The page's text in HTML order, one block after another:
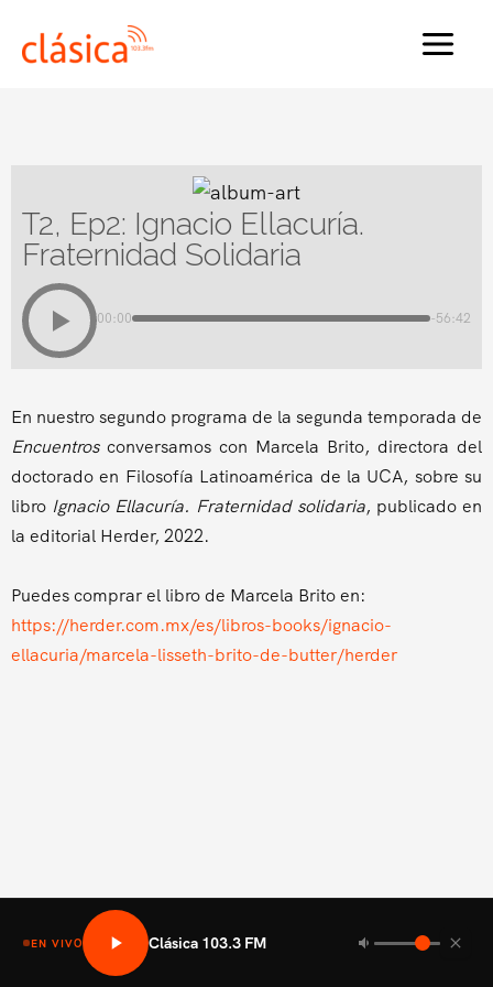
T2, Ep2: Ignacio Ellacuría.
Fraternidad Solidaria
00:00 -56:42
En nuestro segundo programa de la segunda temporada de
Encuentrosconversamos con Marcela Brito, directora del
doctorado en Filosofía Latinoamérica de la UCA, sobre su
libro Ignacio Ellacuría. Fraternidad solidaria, publicado en
la editorial Herder, 2022.
Puedes comprar el libro de Marcela Brito en:
https://herder.com.mx/es/libros-books/ignacio-
ellacuria/marcela-lisseth-brito-de-butter/herder
EN VIVO Clásica 103.3 FM